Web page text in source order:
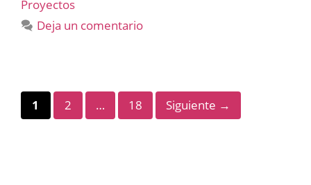
Proyectos
Deja un comentario
Página
1 Página
2 … Página
18 Siguiente →